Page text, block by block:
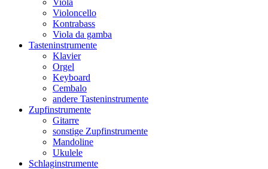
Viola
Violoncello
Kontrabass
Viola da gamba
Tasteninstrumente
Klavier
Orgel
Keyboard
Cembalo
andere Tasteninstrumente
Zupfinstrumente
Gitarre
sonstige Zupfinstrumente
Mandoline
Ukulele
Schlaginstrumente